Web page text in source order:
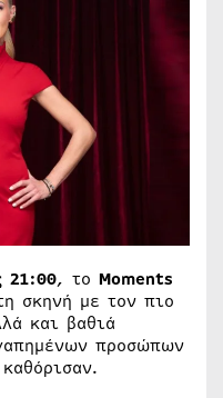
21:00, το Μοments
σκηνή με τον πιο
και βαθιά
προσώπων